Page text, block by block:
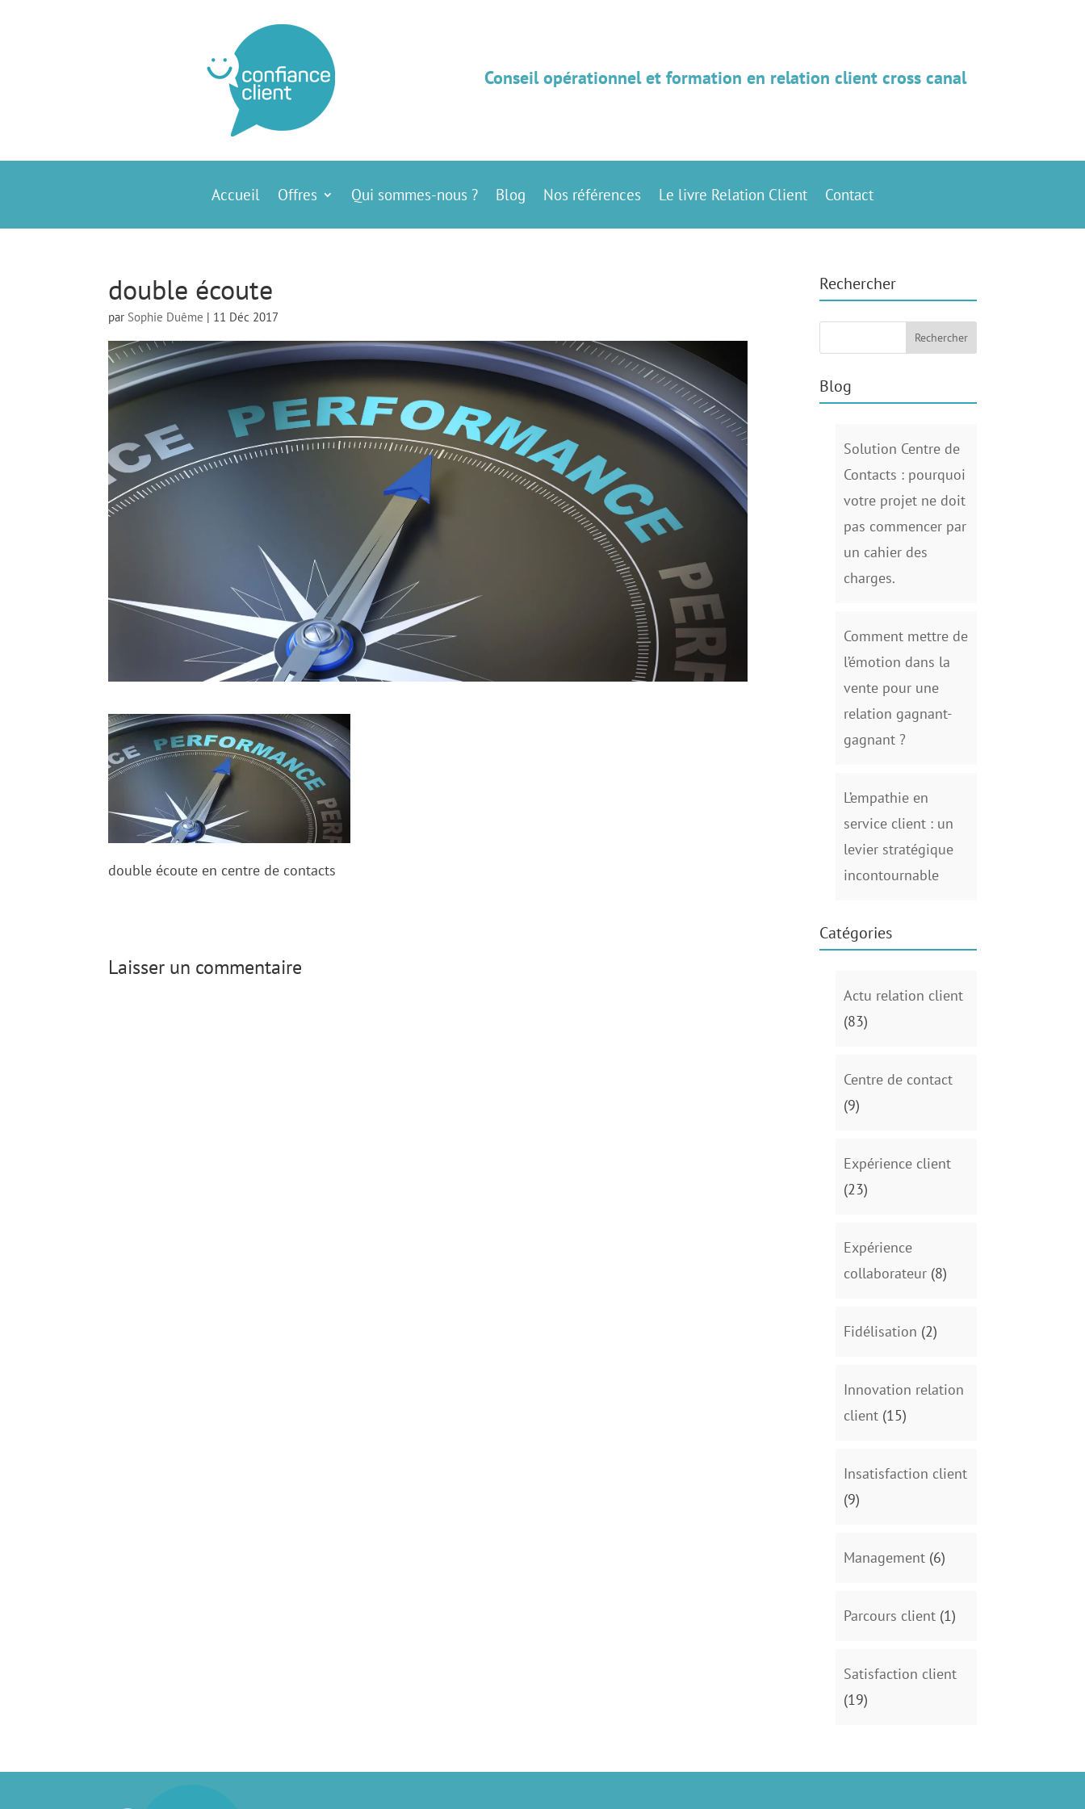
Conseil opérationnel et formation en relation client cross canal
Accueil Offres Qui sommes-nous ? Blog Nos références Le livre Relation Client Contact
double écoute
par Sophie Duême | 11 Déc 2017
double écoute en centre de contacts
Laisser un commentaire
Rechercher
Blog
Solution Centre de
Contacts : pourquoi
votre projet ne doit
pas commencer par
un cahier des
charges.
Comment mettre de
l’émotion dans la
vente pour une
relation gagnant-
gagnant ?
L’empathie en
service client : un
levier stratégique
incontournable
Catégories
Actu relation client
(83)
Centre de contact
(9)
Expérience client
(23)
Expérience
collaborateur (8)
Fidélisation (2)
Innovation relation
client (15)
Insatisfaction client
(9)
Management (6)
Parcours client (1)
Satisfaction client
(19)